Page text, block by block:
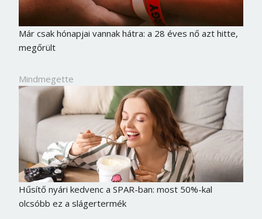
Már csak hónapjai vannak hátra: a 28 éves nő azt hitte,
megőrült
Mindmegette
Hűsítő nyári kedvenc a SPAR-ban: most 50%-kal
olcsóbb ez a slágertermék